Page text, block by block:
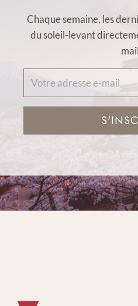
Chaque semaine, les
du soleil-levant